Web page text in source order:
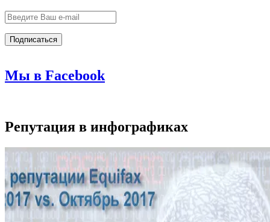
Мы в Facebook
Репутация в инфографиках